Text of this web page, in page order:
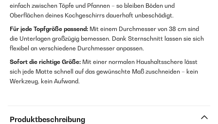
einfach zwischen Töpfe und Pfannen – so bleiben Böden und
Oberflächen deines Kochgeschirrs dauerhaft unbeschädigt.
Für jede Topfgröße passend: Mit einem Durchmesser von 38 cm sind
die Unterlagen großzügig bemessen. Dank Sternschnitt lassen sie sich
flexibel an verschiedene Durchmesser anpassen.
Sofort die richtige Größe: Mit einer normalen Haushaltsschere lässt
sich jede Matte schnell auf das gewünschte Maß zuschneiden – kein
Werkzeug, kein Aufwand.
Produktbeschreibung